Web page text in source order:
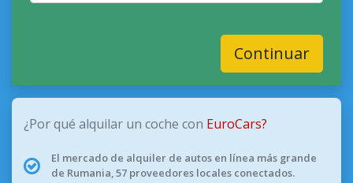
Continuar
¿Por qué alquilar un coche con EuroCars?
El mercado de alquiler de autos en línea más grande
de Rumania, 57 proveedores locales conectados.